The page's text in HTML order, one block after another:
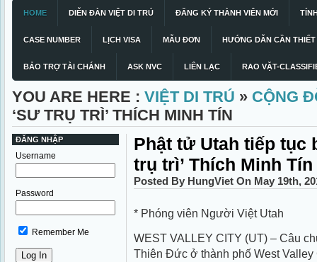
HOME DIỄN ĐÀN VIỆT DI TRÚ ĐĂNG KÝ THÀNH VIÊN MỚI
CASE NUMBER LỊCH VISA MẪU ĐƠN HƯỚNG DẪN CẦN THIẾT
BẢO TRỢ TÀI CHÁNH ASK NVC LIÊN LẠC RAO VẶT-
YOU ARE HERE : VIỆT DI TRÚ » CỘNG
‘SƯ TRỤ TRÌ’ THÍCH MINH TÍN
ĐĂNG NHẬP
Username
Password
Remember Me
Phật tử Utah tiếp tục
trụ trì’ Thích Minh Tín
Posted By HungViet On May 19th,
* Phóng viên Người Việt Utah
WEST VALLEY CITY (UT) – Câu
Thiên Ðức ở thành phố West Valley